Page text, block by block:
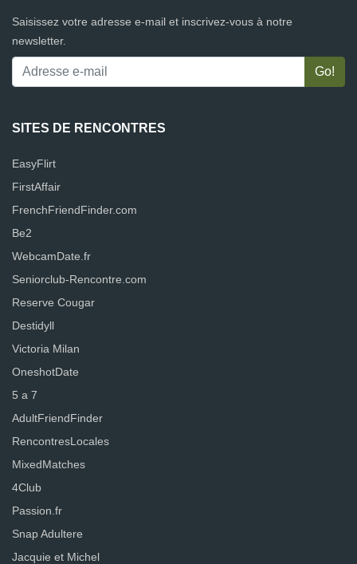
Saisissez votre adresse e-mail et inscrivez-vous à notre
newsletter.
SITES DE RENCONTRES
EasyFlirt
FirstAffair
FrenchFriendFinder.com
Be2
WebcamDate.fr
Seniorclub-Rencontre.com
Reserve Cougar
Destidyll
Victoria Milan
OneshotDate
5 a 7
AdultFriendFinder
RencontresLocales
MixedMatches
4Club
Passion.fr
Snap Adultere
Jacquie et Michel